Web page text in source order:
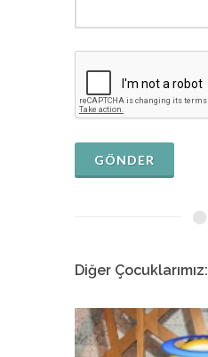
GÖNDER
Diğer Çocuklarımız: